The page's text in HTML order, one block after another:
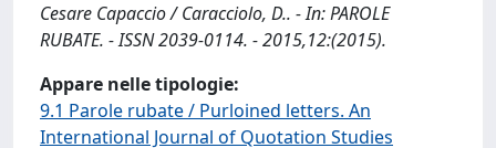
Cesare Capaccio / Caracciolo, D.. - In: PAROLE
RUBATE. - ISSN 2039-0114. - 2015,12:(2015).
Appare nelle tipologie:
9.1 Parole rubate / Purloined letters. An
International Journal of Quotation Studies